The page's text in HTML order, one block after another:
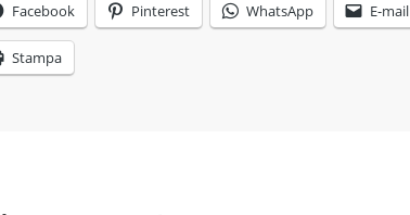
Facebook Pinterest WhatsApp E-mail
Stampa